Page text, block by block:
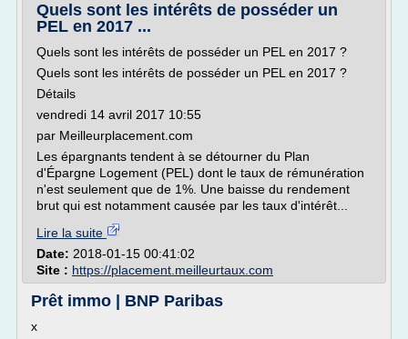
Quels sont les intérêts de posséder un
PEL en 2017 ...
Quels sont les intérêts de posséder un PEL en 2017 ?
Quels sont les intérêts de posséder un PEL en 2017 ?
Détails
vendredi 14 avril 2017 10:55
par Meilleurplacement.com
Les épargnants tendent à se détourner du Plan
d'Épargne Logement (PEL) dont le taux de rémunération
n'est seulement que de 1%. Une baisse du rendement
brut qui est notamment causée par les taux d'intérêt...
Lire la suite
Date: 2018-01-15 00:41:02
Site : https://placement.meilleurtaux.com
Prêt immo | BNP Paribas
x